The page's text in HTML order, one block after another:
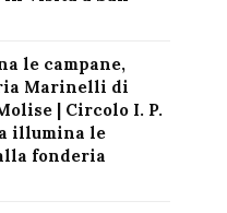
le campane,
Marinelli di
| Circolo I. P.
illumina le
fonderia